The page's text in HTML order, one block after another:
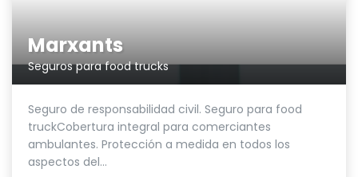
Marxants
Seguros para food trucks
Seguro de responsabilidad civil. Seguro para food
truckCobertura integral para comerciantes
ambulantes. Protección a medida en todos los
aspectos del...